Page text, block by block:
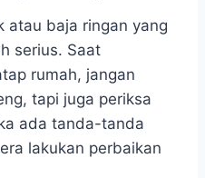
atau baja ringan yang
serius. Saat
rumah, jangan
tapi juga periksa
ada tanda-tanda
lakukan perbaikan